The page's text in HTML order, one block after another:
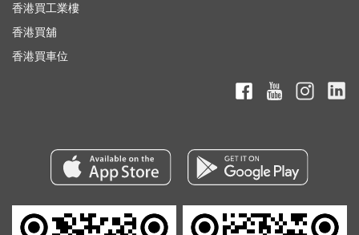
香港買工業樓
香港買舖
香港買車位